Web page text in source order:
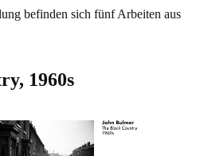
befinden sich fünf Arbeiten aus
1960s